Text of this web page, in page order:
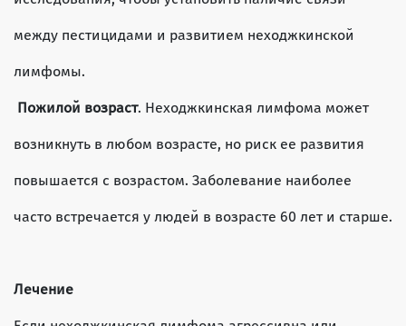
между пестицидами и развитием неходжкинской
лимфомы.
Пожилой возраст. Неходжкинская лимфома может
возникнуть в любом возрасте, но риск ее развития
повышается с возрастом. Заболевание наиболее
часто встречается у людей в возрасте 60 лет и старше.
Лечение